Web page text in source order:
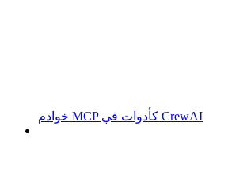
خوادم MCP كأدوات في CrewAI